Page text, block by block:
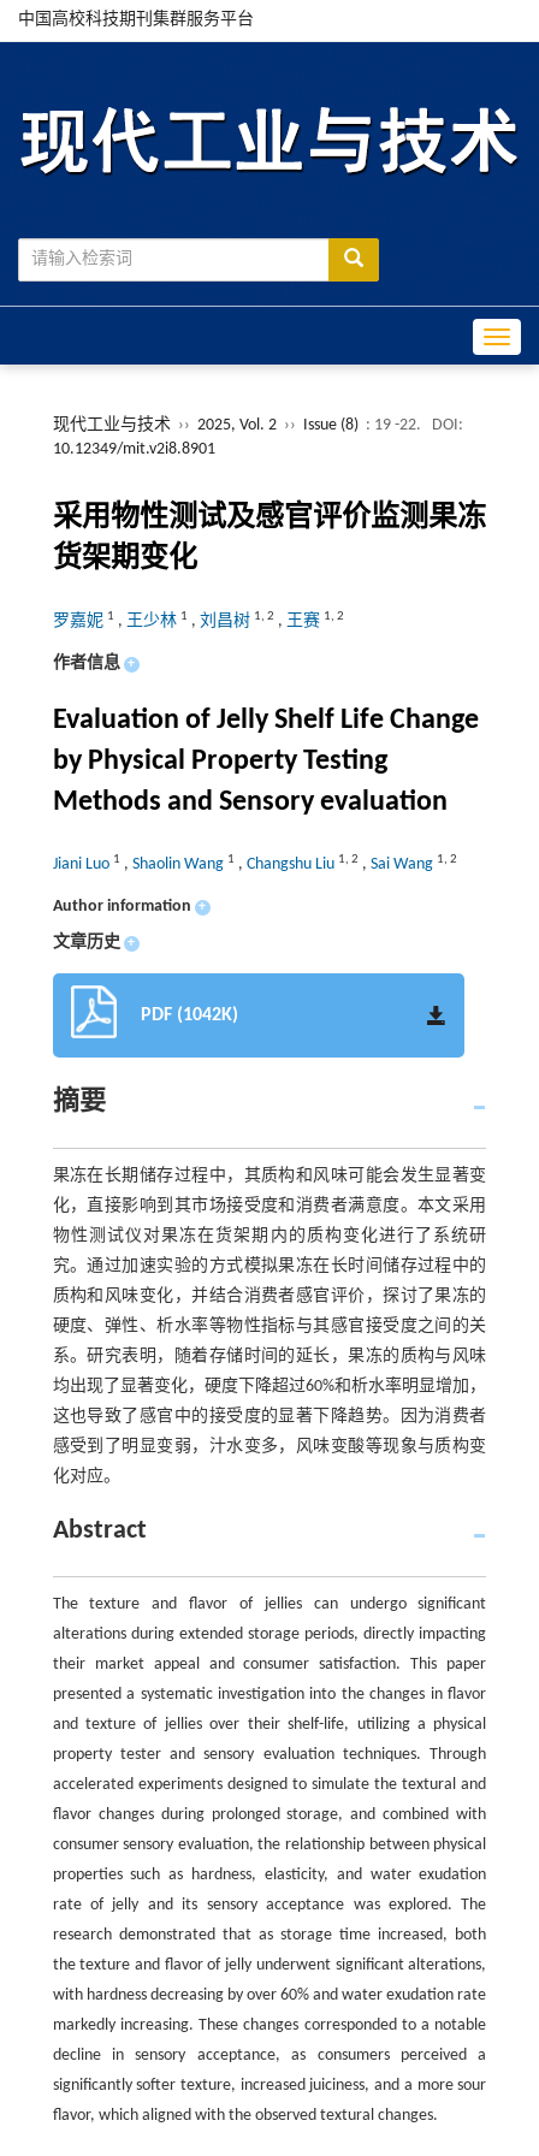
中国高校科技期刊集群服务平台
现代工业与技术 ›› 2025, Vol. 2 ›› Issue (8) : 19 -22.
DOI:
10.12349/mit.v2i8.8901
采用物性测试及感官评价监测果冻
货架期变化
罗嘉妮 1 , 王少林 1 , 刘昌树 1, 2 , 王赛 1, 2
作者信息 +
Evaluation of Jelly Shelf Life Change
by Physical Property Testing
Methods and Sensory evaluation
Jiani Luo 1 , Shaolin Wang 1 , Changshu Liu 1, 2 , Sai Wang 1, 2
Author information +
文章历史 +
PDF (1042K)
摘要
果冻在长期储存过程中，其质构和风味可能会发生显著变
化，直接影响到其市场接受度和消费者满意度。本文采用
物性测试仪对果冻在货架期内的质构变化进行了系统研
究。通过加速实验的方式模拟果冻在长时间储存过程中的
质构和风味变化，并结合消费者感官评价，探讨了果冻的
硬度、弹性、析水率等物性指标与其感官接受度之间的关
系。研究表明，随着存储时间的延长，果冻的质构与风味
均出现了显著变化，硬度下降超过60%和析水率明显增加，
这也导致了感官中的接受度的显著下降趋势。因为消费者
感受到了明显变弱，汁水变多，风味变酸等现象与质构变
化对应。
Abstract
The texture and flavor of jellies can undergo significant
alterations during extended storage periods, directly impacting
their market appeal and consumer satisfaction. This paper
presented a systematic investigation into the changes in flavor
and texture of jellies over their shelf-life, utilizing a physical
property tester and sensory evaluation techniques. Through
accelerated experiments designed to simulate the textural and
flavor changes during prolonged storage, and combined with
consumer sensory evaluation, the relationship between physical
properties such as hardness, elasticity, and water exudation
rate of jelly and its sensory acceptance was explored. The
research demonstrated that as storage time increased, both
the texture and flavor of jelly underwent significant alterations,
with hardness decreasing by over 60% and water exudation rate
markedly increasing. These changes corresponded to a notable
decline in sensory acceptance, as consumers perceived a
significantly softer texture, increased juiciness, and a more sour
flavor, which aligned with the observed textural changes.